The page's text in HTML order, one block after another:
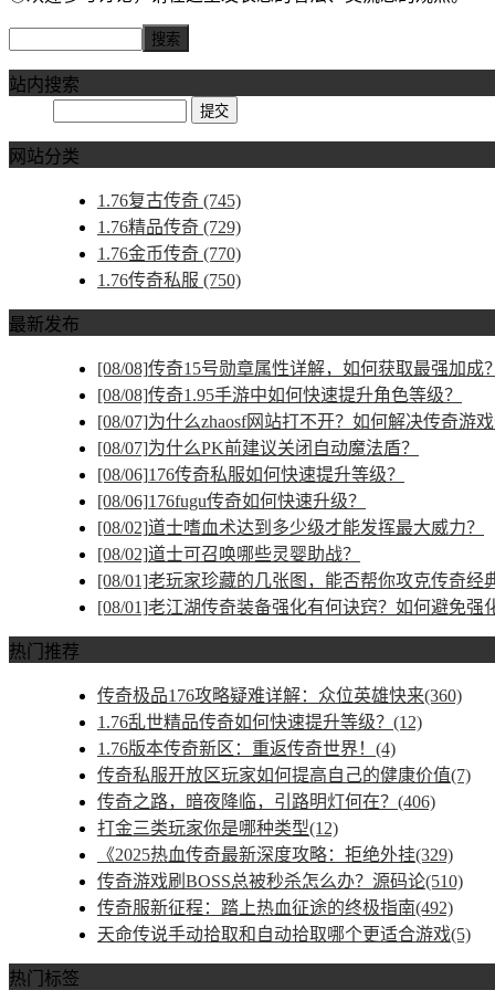
站内搜索
网站分类
1.76复古传奇 (745)
1.76精品传奇 (729)
1.76金币传奇 (770)
1.76传奇私服 (750)
最新发布
[08/08]传奇15号勋章属性详解，如何获取最强加成？
[08/08]传奇1.95手游中如何快速提升角色等级？
[08/07]为什么zhaosf网站打不开？如何解决传奇游戏
[08/07]为什么PK前建议关闭自动魔法盾？
[08/06]176传奇私服如何快速提升等级？
[08/06]176fugu传奇如何快速升级？
[08/02]道士嗜血术达到多少级才能发挥最大威力？
[08/02]道士可召唤哪些灵婴助战？
[08/01]老玩家珍藏的几张图，能否帮你攻克传奇经
[08/01]老江湖传奇装备强化有何诀窍？如何避免强
热门推荐
传奇极品176攻略疑难详解：众位英雄快来(360)
1.76乱世精品传奇如何快速提升等级？(12)
1.76版本传奇新区：重返传奇世界！(4)
传奇私服开放区玩家如何提高自己的健康价值(7)
传奇之路，暗夜降临，引路明灯何在？(406)
打金三类玩家你是哪种类型(12)
《2025热血传奇最新深度攻略：拒绝外挂(329)
传奇游戏刷BOSS总被秒杀怎么办？源码论(510)
传奇服新征程：踏上热血征途的终极指南(492)
天命传说手动拾取和自动拾取哪个更适合游戏(5)
热门标签